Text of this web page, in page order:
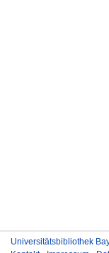
Universitätsbibliothek